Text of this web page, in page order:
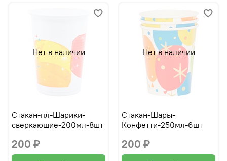
Нет в наличии
Стакан-пл-Шарики-
сверкающие-200мл-8шт
200 ₽
Нет в наличии
Стакан-Шары-
Конфетти-250мл-6шт
200 ₽